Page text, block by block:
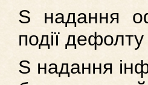
S надання
події
S надання